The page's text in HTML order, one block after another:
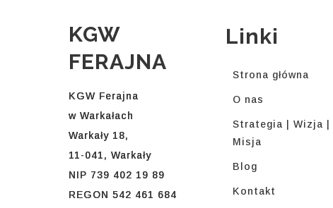
KGW
FERAJNA
KGW Ferajna
w Warkałach
Warkały 18,
11-041, Warkały
NIP 739 402 19 89
REGON 542 461 684
Linki
Strona główna
O nas
Strategia | Wizja |
Misja
Blog
Kontakt